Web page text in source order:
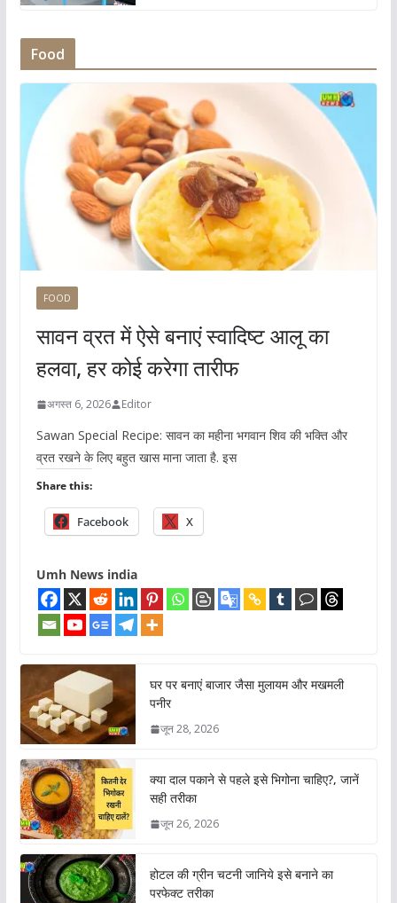
Food
FOOD
सावन व्रत में ऐसे बनाएं स्वादिष्ट आलू का
हलवा, हर कोई करेगा तारीफ
अगस्त 6, 2026 Editor
Sawan Special Recipe: सावन का महीना भगवान शिव की भक्ति और
व्रत रखने के लिए बहुत खास माना जाता है. इस
Share this:
Facebook X
Umh News india
घर पर बनाएं बाजार जैसा मुलायम और मखमली
पनीर
जून 28, 2026
क्या दाल पकाने से पहले इसे भिगोना चाहिए?, जानें
सही तरीका
जून 26, 2026
होटल की ग्रीन चटनी जानिये इसे बनाने का
परफेक्ट तरीका